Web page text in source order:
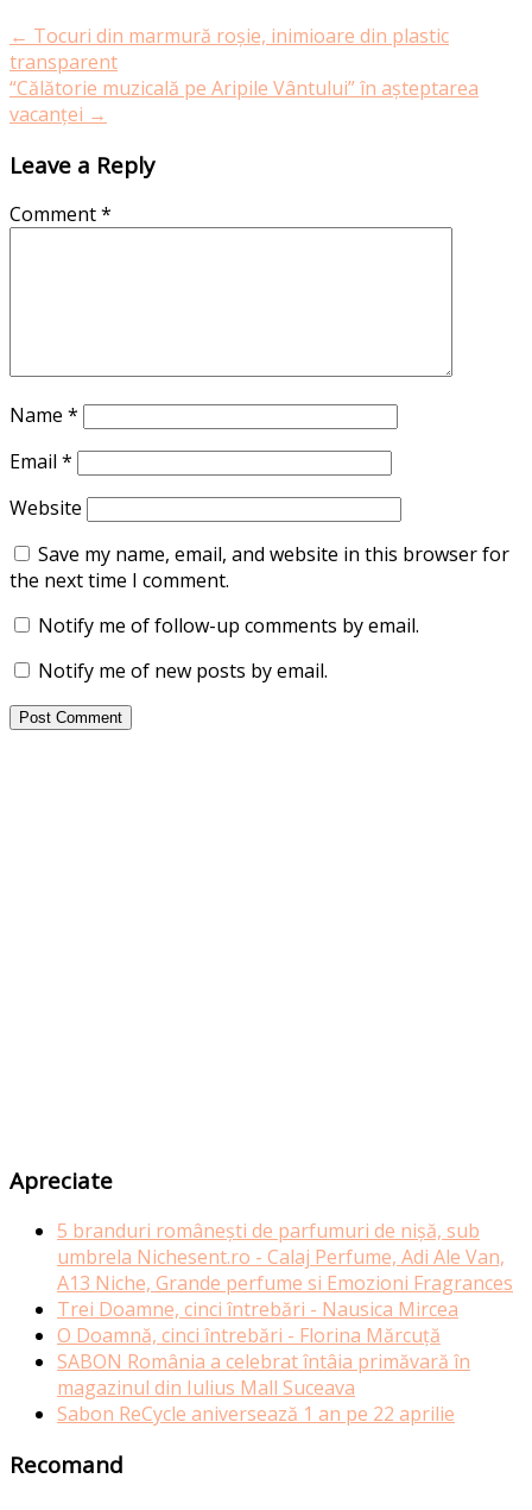
← Tocuri din marmură roșie, inimioare din plastic
transparent
“Călătorie muzicală pe Aripile Vântului” în așteptarea
vacanței →
Leave a Reply
Comment*
Name *
Email *
Website
Save my name, email, and website in this browser for
the next time I comment.
Notify me of follow-up comments by email.
Notify me of new posts by email.
Apreciate
5 branduri românești de parfumuri de nișă, sub
umbrela Nichesent.ro - Calaj Perfume, Adi Ale Van,
A13 Niche, Grande perfume si Emozioni Fragrances
Trei Doamne, cinci întrebări - Nausica Mircea
O Doamnă, cinci întrebări - Florina Mărcuță
SABON România a celebrat întâia primăvară în
magazinul din Iulius Mall Suceava
Sabon ReCycle aniversează 1 an pe 22 aprilie
Recomand